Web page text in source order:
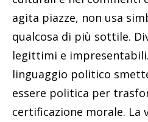
agita piazze, non usa
qualcosa di più sottile.
legittimi e
linguaggio politico
essere politica per
certificazione morale. La